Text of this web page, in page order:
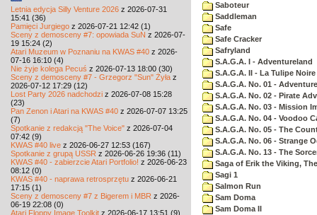
Letnia edycja Silly Venture 2026 z 2026-07-31
15:41 (36)
Pamięci Jurgiego z 2026-07-21 12:42 (1)
Sceny z demosceny #7: opowiada SuN z 2026-07-
19 15:24 (2)
Atari Muzeum w Poznaniu na KWAS #40 z 2026-
07-16 16:10 (4)
Nie żyje kolega Pecuś z 2026-07-13 18:00 (30)
Sceny z demosceny #7 - Grzegorz "Sun" Żyła z
2026-07-12 17:29 (12)
Lost Party 2026 nadchodzi z 2026-07-08 15:28
(23)
Pan Zenon i Atari na KWAS #40 z 2026-07-07 13:25
(7)
Spotkanie z redakcją "The Voice" z 2026-07-04
07:42 (9)
KWAS #40 live z 2026-06-27 12:53 (167)
Spotkanie z grupą USSR z 2026-06-26 19:36 (11)
KWAS #40 - zabierzcie Atari Portfolio! z 2026-06-23
08:12 (0)
KWAS #40 - naprawa retrosprzętu z 2026-06-21
17:15 (1)
Sceny z demosceny #7 z Bigerem i MBR z 2026-
06-19 22:08 (0)
Atari Floppy Image Toolkit z 2026-06-17 13:51 (9)
Saboteur
Saddleman
Safe
Safe Cracker
Safryland
S.A.G.A. I - Adventureland
S.A.G.A. II - La Tulipe Noire
S.A.G.A. No. 01 -
S.A.G.A. No. 02 - Pirate
S.A.G.A. No. 03 - Mission
S.A.G.A. No. 04 - Voodoo
S.A.G.A. No. 05 - The
S.A.G.A. No. 06 - Strange
S.A.G.A. No. 13 - The
Saga of Erik the Viking, The
Sagi 1
Salmon Run
Sam Doma
Sam Doma II